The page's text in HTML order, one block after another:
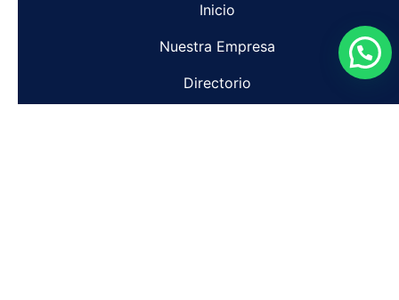
Inicio
Nuestra Empresa
Directorio